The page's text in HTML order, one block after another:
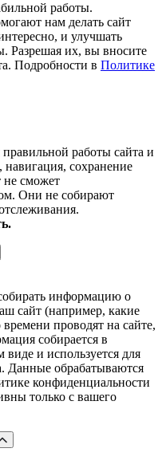
работы.
нам делать сайт
и улучшать
Разрешая их, вы вносите
Подробности в Политике
работы сайта и
сохранение
не сможет
Они не собирают
информацию о
сайт (например, какие
проводят на сайте,
собирается в
и используется для
Данные обрабатываются
конфиденциальности
только с вашего